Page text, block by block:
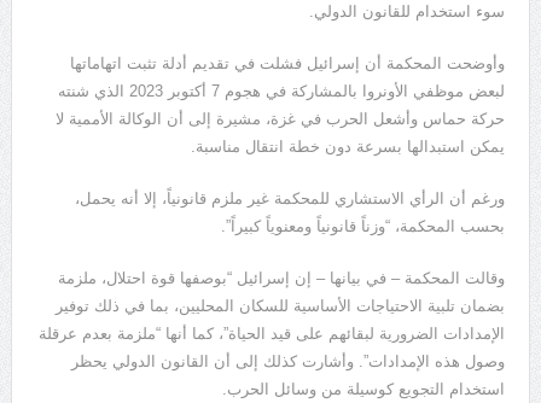
سوء استخدام للقانون الدولي.
وأوضحت المحكمة أن إسرائيل فشلت في تقديم أدلة تثبت اتهاماتها
لبعض موظفي الأونروا بالمشاركة في هجوم 7 أكتوبر 2023 الذي شنته
حركة حماس وأشعل الحرب في غزة، مشيرة إلى أن الوكالة الأممية لا
يمكن استبدالها بسرعة دون خطة انتقال مناسبة.
ورغم أن الرأي الاستشاري للمحكمة غير ملزم قانونياً، إلا أنه يحمل،
بحسب المحكمة، “وزناً قانونياً ومعنوياً كبيراً”.
وقالت المحكمة – في بيانها – إن إسرائيل “بوصفها قوة احتلال، ملزمة
بضمان تلبية الاحتياجات الأساسية للسكان المحليين، بما في ذلك توفير
الإمدادات الضرورية لبقائهم على قيد الحياة”، كما أنها “ملزمة بعدم عرقلة
وصول هذه الإمدادات”. وأشارت كذلك إلى أن القانون الدولي يحظر
استخدام التجويع كوسيلة من وسائل الحرب.